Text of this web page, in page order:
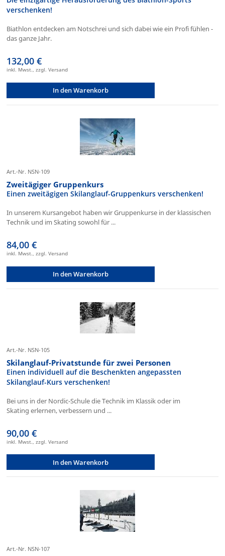
verschenken!
Biathlon entdecken am Notschrei und sich dabei wie ein Profi fühlen -
das ganze Jahr.
132,00 €
inkl. Mwst., zzgl. Versand
In den Warenkorb
Art.-Nr. NSN-109
Zweitägiger Gruppenkurs
Einen zweitägigen Skilanglauf-Gruppenkurs verschenken!
In unserem Kursangebot haben wir Gruppenkurse in der klassischen
Technik und im Skating sowohl für ...
84,00 €
inkl. Mwst., zzgl. Versand
In den Warenkorb
Art.-Nr. NSN-105
Skilanglauf-Privatstunde für zwei Personen
Einen individuell auf die Beschenkten angepassten
Skilanglauf-Kurs verschenken!
Bei uns in der Nordic-Schule die Technik im Klassik oder im
Skating erlernen, verbessern und ...
90,00 €
inkl. Mwst., zzgl. Versand
In den Warenkorb
Art.-Nr. NSN-107